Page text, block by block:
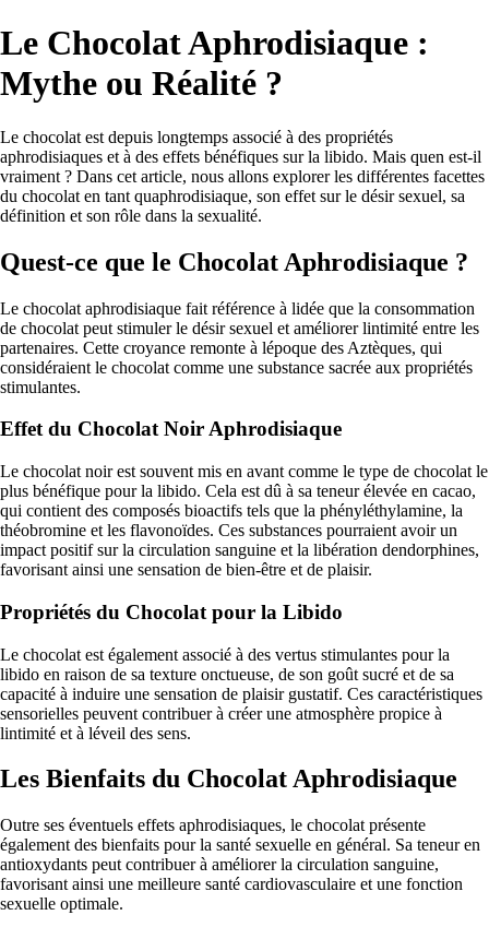
Le Chocolat Aphrodisiaque :
Mythe ou Réalité ?
Le chocolat est depuis longtemps associé à des propriétés
aphrodisiaques et à des effets bénéfiques sur la libido. Mais quen est-il
vraiment ? Dans cet article, nous allons explorer les différentes facettes
du chocolat en tant quaphrodisiaque, son effet sur le désir sexuel, sa
définition et son rôle dans la sexualité.
Quest-ce que le Chocolat Aphrodisiaque ?
Le chocolat aphrodisiaque fait référence à lidée que la consommation
de chocolat peut stimuler le désir sexuel et améliorer lintimité entre les
partenaires. Cette croyance remonte à lépoque des Aztèques, qui
considéraient le chocolat comme une substance sacrée aux propriétés
stimulantes.
Effet du Chocolat Noir Aphrodisiaque
Le chocolat noir est souvent mis en avant comme le type de chocolat le
plus bénéfique pour la libido. Cela est dû à sa teneur élevée en cacao,
qui contient des composés bioactifs tels que la phényléthylamine, la
théobromine et les flavonoïdes. Ces substances pourraient avoir un
impact positif sur la circulation sanguine et la libération dendorphines,
favorisant ainsi une sensation de bien-être et de plaisir.
Propriétés du Chocolat pour la Libido
Le chocolat est également associé à des vertus stimulantes pour la
libido en raison de sa texture onctueuse, de son goût sucré et de sa
capacité à induire une sensation de plaisir gustatif. Ces caractéristiques
sensorielles peuvent contribuer à créer une atmosphère propice à
lintimité et à léveil des sens.
Les Bienfaits du Chocolat Aphrodisiaque
Outre ses éventuels effets aphrodisiaques, le chocolat présente
également des bienfaits pour la santé sexuelle en général. Sa teneur en
antioxydants peut contribuer à améliorer la circulation sanguine,
favorisant ainsi une meilleure santé cardiovasculaire et une fonction
sexuelle optimale.